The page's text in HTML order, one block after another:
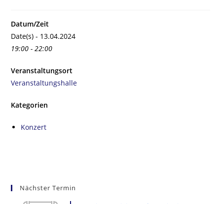
Datum/Zeit
Date(s) - 13.04.2024
19:00 - 22:00
Veranstaltungsort
Veranstaltungshalle
Kategorien
Konzert
Nächster Termin